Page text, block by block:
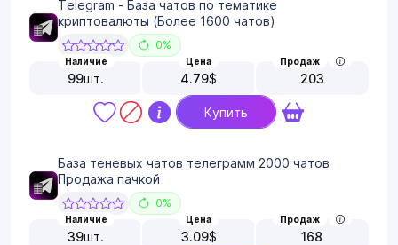
Telegram - База чатов по тематике
криптовалюты (Более 1600 чатов)
0%
Наличие
99шт.
Цена
4.79$
Продаж
203
Купить
База теневых чатов телеграмм 2000 чатов
Продажа пачкой
0%
Наличие
39шт.
Цена
3.09$
Продаж
168